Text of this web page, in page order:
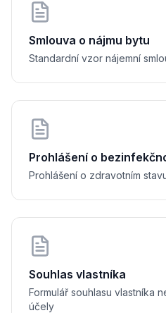
této smlouvě
s veškerými jemu
cena a způsob úhrady
při podpisu smlouvy
Smlouva o nájmu bytu
Standardní vzor nájemní
Prohlášení o
Prohlášení o zdravotním
Souhlas vlastníka
Formulář souhlasu vlastníka
účely